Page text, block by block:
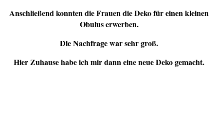
Anschließend konnten die Frauen die Deko für einen kleinen
Obulus erwerben.
Die Nachfrage war sehr groß.
Hier Zuhause habe ich mir dann eine neue Deko gemacht.